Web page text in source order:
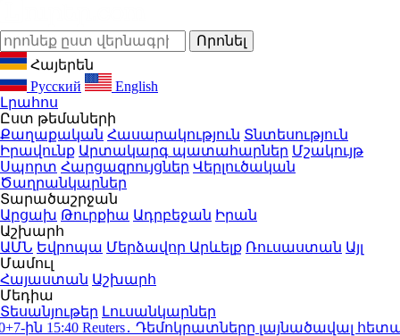
Հայերեն
Русский
English
Լրահոս
Ըստ թեմաների
Քաղաքական Հասարակություն Տնտեսություն
Իրավունք Արտակարգ պատահարներ Մշակույթ
Սպորտ Հարցազրույցներ Վերլուծական
Ծաղրանկարներ
Տարածաշրջան
Արցախ Թուրքիա Ադրբեջան Իրան
Աշխարհ
ԱՄՆ Եվրոպա Մերձավոր Արևելք Ռուսաստան Այլ
Մամուլ
Հայաստան Աշխարհ
Մեդիա
Տեսանյութեր Լուսանկարներ
15:40 Reuters․ Դեմոկրատները լայնածավալ